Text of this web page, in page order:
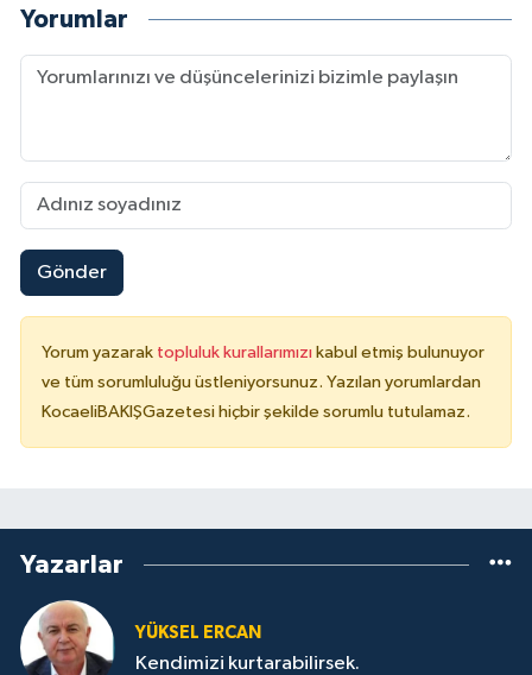
Yorumlar
Gönder
Yorum yazarak topluluk kurallarımızı kabul etmiş bulunuyor
ve tüm sorumluluğu üstleniyorsunuz. Yazılan yorumlardan
KocaeliBAKIŞGazetesi hiçbir şekilde sorumlu tutulamaz.
Yazarlar
YÜKSEL ERCAN
Kendimizi kurtarabilirsek.